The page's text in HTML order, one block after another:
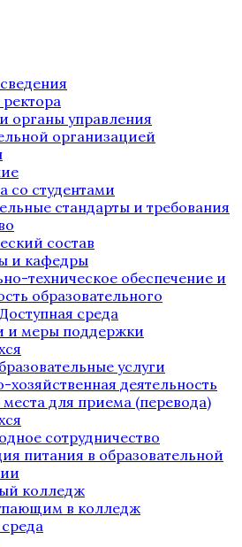
органы управления
организацией
со студентами
стандарты и требования
состав
и кафедры
техническое обеспечение и
образовательного
среда
и меры поддержки
услуги
деятельность
для приема (перевода)
сотрудничество
питания в образовательной
колледж
в колледж